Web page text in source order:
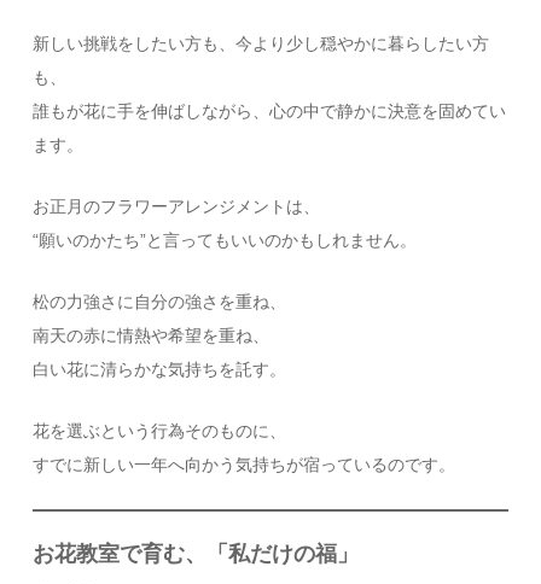
新しい挑戦をしたい方も、今より少し穏やかに暮らしたい方
も、
誰もが花に手を伸ばしながら、心の中で静かに決意を固めてい
ます。
お正月のフラワーアレンジメントは、
“願いのかたち”と言ってもいいのかもしれません。
松の力強さに自分の強さを重ね、
南天の赤に情熱や希望を重ね、
白い花に清らかな気持ちを託す。
花を選ぶという行為そのものに、
すでに新しい一年へ向かう気持ちが宿っているのです。
お花教室で育む、「私だけの福」